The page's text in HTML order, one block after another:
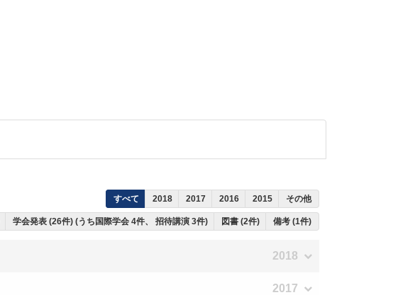
すべて 2018 2017 2016 2015 その他
学会発表 (26件) (うち国際学会 4件、 招待講演 3件) 図書 (2件) 備考 (1件)
2018
2017